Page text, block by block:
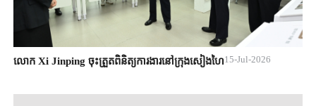
លោក Xi Jinping ចុះត្រួតពិនិត្យការងារនៅក្រុងសៀងហៃ15-Jul-2026